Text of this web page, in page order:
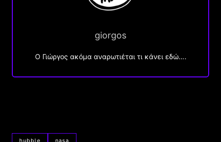
giorgos
Ο Γιώργος ακόμα αναρωτιέται τι κάνει εδώ….
hubble nasa